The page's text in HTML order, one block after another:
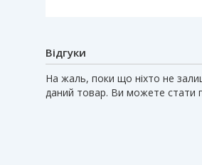
Відгуки
На жаль, поки що ніхто не
даний товар. Ви можете стати